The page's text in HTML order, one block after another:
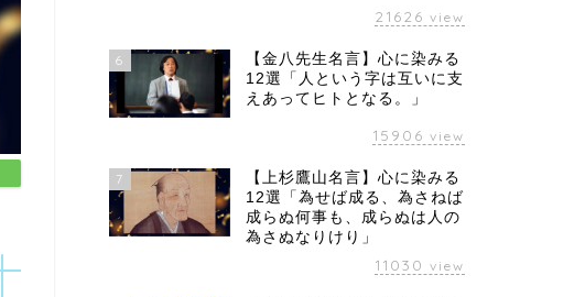
21626 view
6
【金八先生名言】心に染みる
12選「人という字は互いに支
えあってヒトとなる。」
15906 view
7
【上杉鷹山名言】心に染みる
12選「為せば成る、為さねば
成らぬ何事も、成らぬは人の
為さぬなりけり」
11030 view